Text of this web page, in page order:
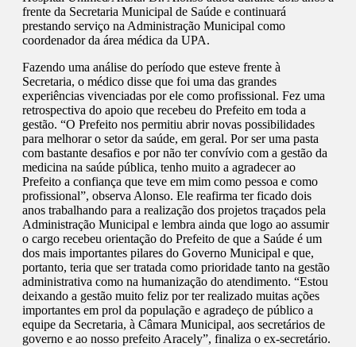
frente da Secretaria Municipal de Saúde e continuará
prestando serviço na Administração Municipal como
coordenador da área médica da UPA.
Fazendo uma análise do período que esteve frente à
Secretaria, o médico disse que foi uma das grandes
experiências vivenciadas por ele como profissional. Fez uma
retrospectiva do apoio que recebeu do Prefeito em toda a
gestão. “O Prefeito nos permitiu abrir novas possibilidades
para melhorar o setor da saúde, em geral. Por ser uma pasta
com bastante desafios e por não ter convívio com a gestão da
medicina na saúde pública, tenho muito a agradecer ao
Prefeito a confiança que teve em mim como pessoa e como
profissional”, observa Alonso. Ele reafirma ter ficado dois
anos trabalhando para a realização dos projetos traçados pela
Administração Municipal e lembra ainda que logo ao assumir
o cargo recebeu orientação do Prefeito de que a Saúde é um
dos mais importantes pilares do Governo Municipal e que,
portanto, teria que ser tratada como prioridade tanto na gestão
administrativa como na humanização do atendimento. “Estou
deixando a gestão muito feliz por ter realizado muitas ações
importantes em prol da população e agradeço de público a
equipe da Secretaria, à Câmara Municipal, aos secretários de
governo e ao nosso prefeito Aracely”, finaliza o ex-secretário.